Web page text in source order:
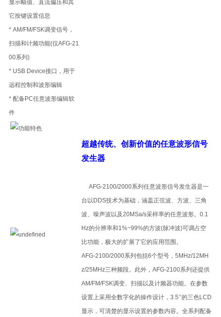
显示幅值、直流偏压和其
它按键设置信息
* AM/FM/FSK调变信号，
扫描和计频功能(仅AFG-21
00系列)
* USB Device接口，用于
远程控制和波形编辑
* 配备PC任意波形编辑软
件
超越传统、创新价值的任意波形信号
发生器
AFG-2100/2000系列任意波形信号发生器是一
台以DDS技术为基础，涵盖正弦波、方波、三角
波、噪声波以及20MSa/s采样率的任意波形。0.1
Hz的分辨率和1%~99%的方波(脉冲波)可调占空
比功能，极大的扩展了它的应用范围。
AFG-2100/2000系列包括6个型号，5MHz/12MH
z/25MHz三种频段。此外，AFG-2100系列还提供
AM/FM/FSK调变、扫描以及计频器功能。在参数
设置上采用全数字化的操作设计，3.5’’的三色LCD
显示，可清楚的显示设置的参数内容。全系列配备